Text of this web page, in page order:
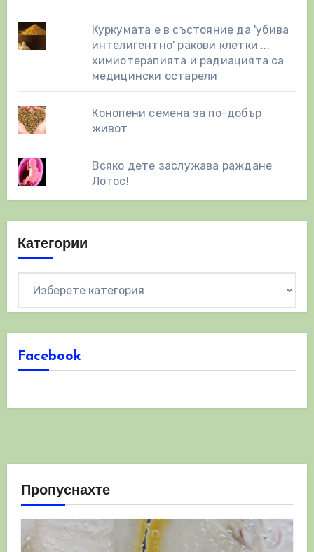
Куркумата е в състояние да 'убива
интелигентно' ракови клетки ...
химиотерапията и радиацията са
медицински остарели
Конопени семена за по-добър
живот
Всяко дете заслужава раждане
Лотос!
Категории
Facebook
Пропуснахте